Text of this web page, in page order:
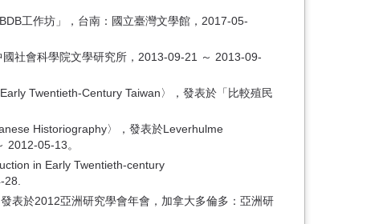
工作坊」，台南：國立臺灣文學館，2017-05-
社會科學院文學研究所，2013-09-21 ～ 2013-09-
Twentieth-Century Taiwan〉，發表於「比較殖民
Historiography〉，發表於Leverhulme
05-13。
in Early Twentieth-century
表於2012亞洲研究學會年會，加拿大多倫多：亞洲研